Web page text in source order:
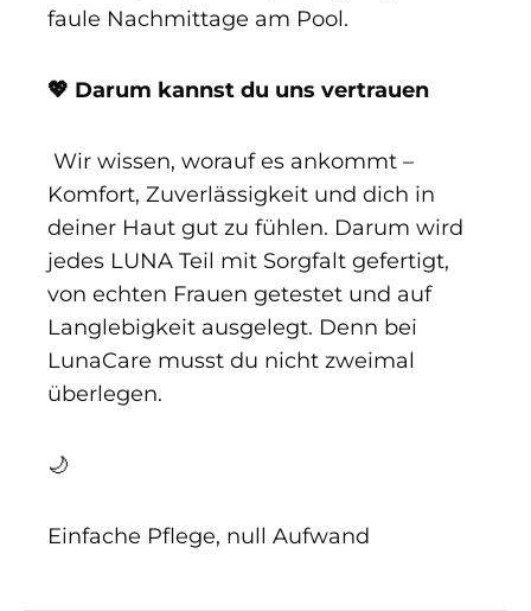
faule Nachmittage am Pool.
💖 Darum kannst du uns vertrauen
Wir wissen, worauf es ankommt –
Komfort, Zuverlässigkeit und dich in
deiner Haut gut zu fühlen. Darum wird
jedes LUNA Teil mit Sorgfalt gefertigt,
von echten Frauen getestet und auf
Langlebigkeit ausgelegt. Denn bei
LunaCare musst du nicht zweimal
überlegen.
🌙
Einfache Pflege, null Aufwand